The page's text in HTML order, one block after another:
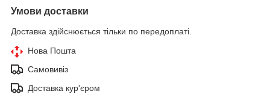
Умови доставки
Доставка здійснюється тільки по передоплаті.
Нова Пошта
Самовивіз
Доставка кур'єром